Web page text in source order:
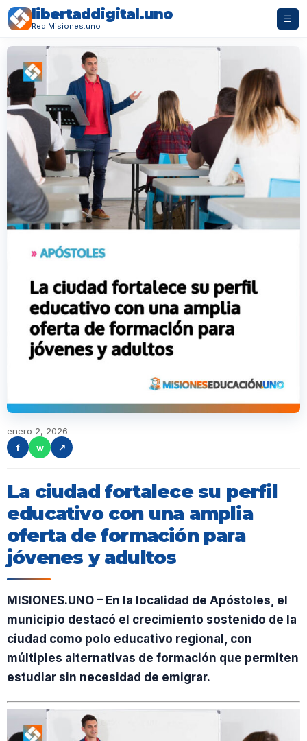
libertaddigital.uno
Red Misiones.uno
☰
enero 2, 2026
f
w ↗
La ciudad fortalece su perfil
educativo con una amplia
oferta de formación para
jóvenes y adultos
MISIONES.UNO – En la localidad de Apóstoles, el
municipio destacó el crecimiento sostenido de la
ciudad como polo educativo regional, con
múltiples alternativas de formación que permiten
estudiar sin necesidad de emigrar.